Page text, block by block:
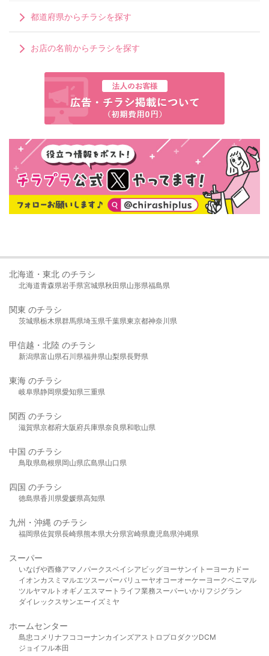
都道府県からチラシを探す
お店の名前からチラシを探す
北海道・東北 のチラシ
北海道青森県岩手県宮城県秋田県山形県福島県
関東 のチラシ
茨城県栃木県群馬県埼玉県千葉県東京都神奈川県
甲信越・北陸 のチラシ
新潟県富山県石川県福井県山梨県長野県
東海 のチラシ
岐阜県静岡県愛知県三重県
関西 のチラシ
滋賀県京都府大阪府兵庫県奈良県和歌山県
中国 のチラシ
鳥取県島根県岡山県広島県山口県
四国 のチラシ
徳島県香川県愛媛県高知県
九州・沖縄 のチラシ
福岡県佐賀県長崎県熊本県大分県宮崎県鹿児島県沖縄県
スーパー
いなげや西條アマノパークスベイシア ビッグヨーサンイトーヨーカドー
イオンカスミ マルエツスーパーバリューヤオコーオーケー ヨークベニマル
ツルヤマルト オギノ エスマート ライフ業務スーパーいかり フジグラン
ダイレックスサンエーイズミヤ
ホームセンター
島忠 コメリ ナフコ コーナンカインズアストロプロダクツDCM
ジョイフル本田